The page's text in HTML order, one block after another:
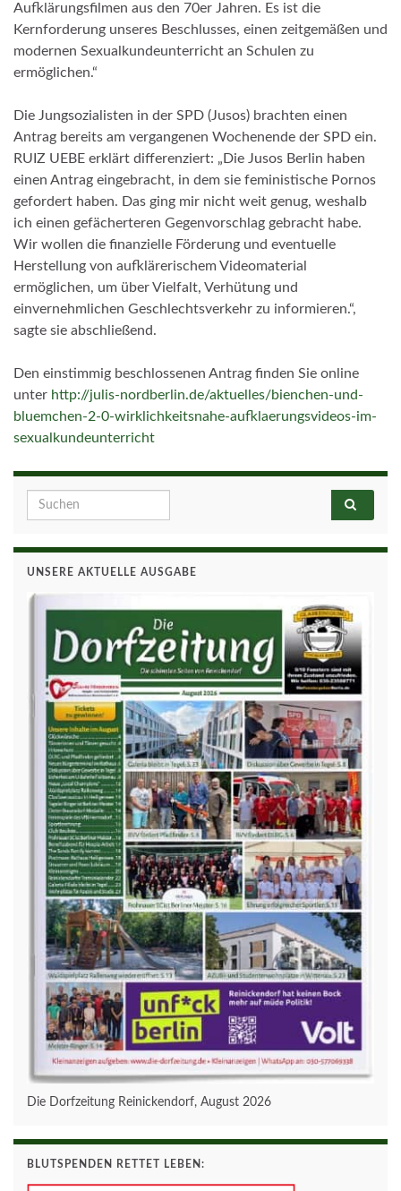
Aufklärungsfilmen aus den 70er Jahren. Es ist die
Kernforderung unseres Beschlusses, einen zeitgemäßen und
modernen Sexualkundeunterricht an Schulen zu
ermöglichen.“
Die Jungsozialisten in der SPD (Jusos) brachten einen
Antrag bereits am vergangenen Wochenende der SPD ein.
RUIZ UEBE erklärt differenziert: „Die Jusos Berlin haben
einen Antrag eingebracht, in dem sie feministische Pornos
gefordert haben. Das ging mir nicht weit genug, weshalb
ich einen gefächerteren Gegenvorschlag gebracht habe.
Wir wollen die finanzielle Förderung und eventuelle
Herstellung von aufklärerischem Videomaterial
ermöglichen, um über Vielfalt, Verhütung und
einvernehmlichen Geschlechtsverkehr zu informieren.“,
sagte sie abschließend.
Den einstimmig beschlossenen Antrag finden Sie online
unter http://julis-nordberlin.de/aktuelles/bienchen-und-
bluemchen-2-0-wirklichkeitsnahe-aufklaerungsvideos-im-
sexualkundeunterricht
Search for:
UNSERE AKTUELLE AUSGABE
Die Dorfzeitung Reinickendorf, August 2026
BLUTSPENDEN RETTET LEBEN: